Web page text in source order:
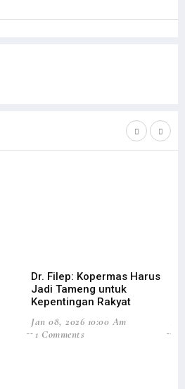
Dr. Filep: Kopermas Harus
Jadi Tameng untuk
Kepentingan Rakyat
Jan 08, 2026 10:00 Am
1 Comments